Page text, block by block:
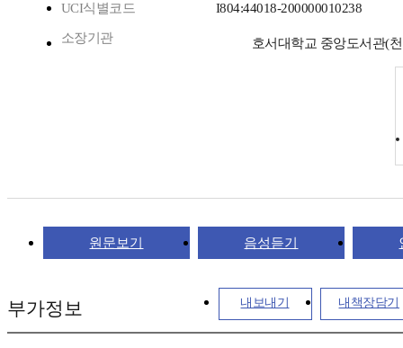
UCI식별코드 I804:44018-200000010238
소장기관 호서대학교 중앙도서관(
원문보기 음성듣기
내보내기 내책장담기
부가정보